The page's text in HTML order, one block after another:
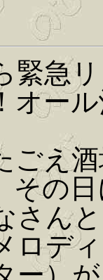
緊急
ール
ごえ
その
さん
ロデ